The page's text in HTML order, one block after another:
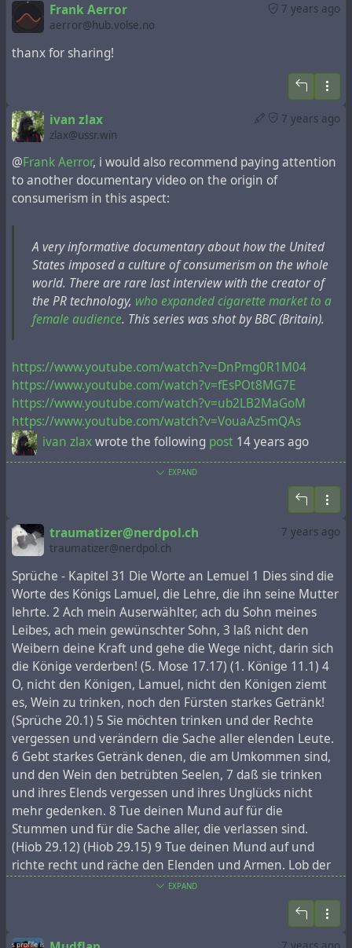
7 years ago
Frank Aerror
aerror@hub.volse.no
thanx for sharing!
7 years ago
ivan zlax
zlax@ussr.win
@Frank Aerror, i would also recommend paying attention
to another documentary video on the origin of
consumerism in this aspect:
A very informative documentary about how the United
States imposed a culture of consumerism on the whole
world. There are rare last interview with the creator of
the PR technology, who expanded cigarette market to a
female audience. This series was shot by BBC (Britain).
https://www.youtube.com/watch?v=DnPmg0R1M04
https://www.youtube.com/watch?v=fEsPOt8MG7E
https://www.youtube.com/watch?v=ub2LB2MaGoM
https://www.youtube.com/watch?v=VouaAz5mQAs
ivan zlaxwrote the following post 14 years ago
Наткнулся на документальный фильм о том, как и
благодаря чьим талантам цивилизованному миру
было навязано мировоззрение капиталистического
иудо-христианского консьюмеризма:
https://www.youtube.com/watch?v=edHTvnNfEv4
Очень удивился, что это фильм был снят BBC. У
меня есть две версии объяснения публичного
раскрытия этой информации британцами:
- англичане хотят противопоставить себя
бесчеловечному правительству США, что, якобы,
они никакого отношения ко всему этому не имеют;
- это часть плана "Радужная свастика", подготовка
мировой интеллигенции (тех кто смотрит канал
BBC вместо MTV) к отказу от старого
мировоззрения.
Скачать все 4 части в торрентах:
Часть 1 – Машины счастья / The Century of the Self.
Part 1 - Happiness machines
Часть 2 – Конструирование согласия / The Century
of the Self. Part 2 - The Engineering of Consent
Часть 3 – В твоей голове сидит полицейский,
которого нужно уничтожить / The Century of the
Часть 4 – Восемь человек пьют вино в Кеттеринге /
EXPAND
7 years ago
traumatizer@nerdpol.ch
traumatizer@nerdpol.ch
Sprüche - Kapitel 31 Die Worte an Lemuel 1 Dies sind die
Worte des Königs Lamuel, die Lehre, die ihn seine Mutter
lehrte. 2 Ach mein Auserwählter, ach du Sohn meines
Leibes, ach mein gewünschter Sohn, 3 laß nicht den
Weibern deine Kraft und gehe die Wege nicht, darin sich
die Könige verderben! (5. Mose 17.17) (1. Könige 11.1) 4
O, nicht den Königen, Lamuel, nicht den Königen ziemt
es, Wein zu trinken, noch den Fürsten starkes Getränk!
(Sprüche 20.1) 5 Sie möchten trinken und der Rechte
vergessen und verändern die Sache aller elenden Leute.
6 Gebt starkes Getränk denen, die am Umkommen sind,
und den Wein den betrübten Seelen, 7 daß sie trinken
und ihres Elends vergessen und ihres Unglücks nicht
mehr gedenken. 8 Tue deinen Mund auf für die
Stummen und für die Sache aller, die verlassen sind.
(Hiob 29.12) (Hiob 29.15) 9 Tue deinen Mund auf und
richte recht und räche den Elenden und Armen. Lob der
tüchtigen Hausfrau 10 Wem ein tugendsam Weib
beschert ist, die ist viel edler denn die köstlichsten
Perlen. (Sprüche 12.4) (Sprüche 18.22) 11 Ihres Mannes
Herz darf sich auf sie verlassen, und Nahrung wird ihm
EXPAND